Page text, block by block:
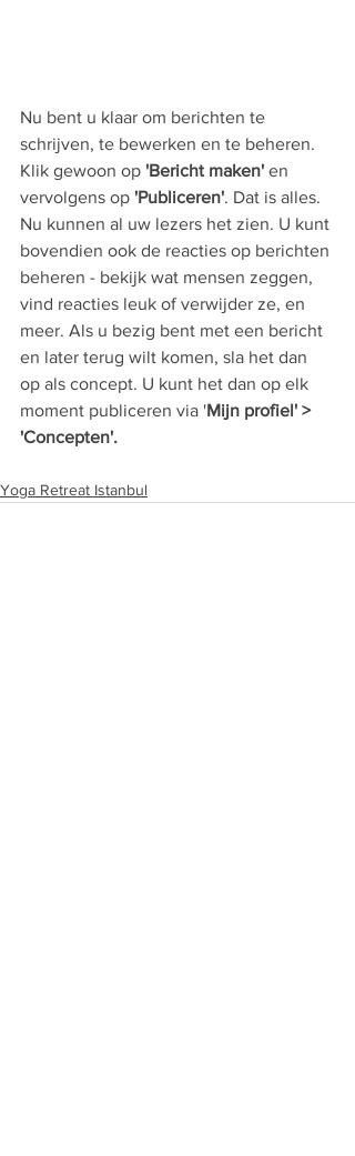
Nu bent u klaar om berichten te
schrijven, te bewerken en te beheren.
Klik gewoon op 'Bericht maken' en
vervolgens op 'Publiceren'. Dat is alles.
Nu kunnen al uw lezers het zien. U kunt
bovendien ook de reacties op berichten
beheren - bekijk wat mensen zeggen,
vind reacties leuk of verwijder ze, en
meer. Als u bezig bent met een bericht
en later terug wilt komen, sla het dan
op als concept. U kunt het dan op elk
moment publiceren via 'Mijn profiel' >
'Concepten'.
Yoga Retreat Istanbul